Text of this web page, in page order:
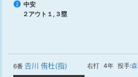
2
中安
２アウト１,３塁
6番 𠮷川 侑杜(指) 右打 4年 投手: